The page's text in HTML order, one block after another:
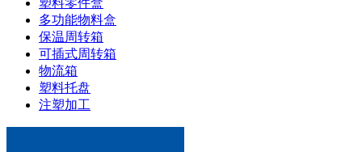
塑料零件盒
多功能物料盒
保温周转箱
可插式周转箱
物流箱
塑料托盘
注塑加工